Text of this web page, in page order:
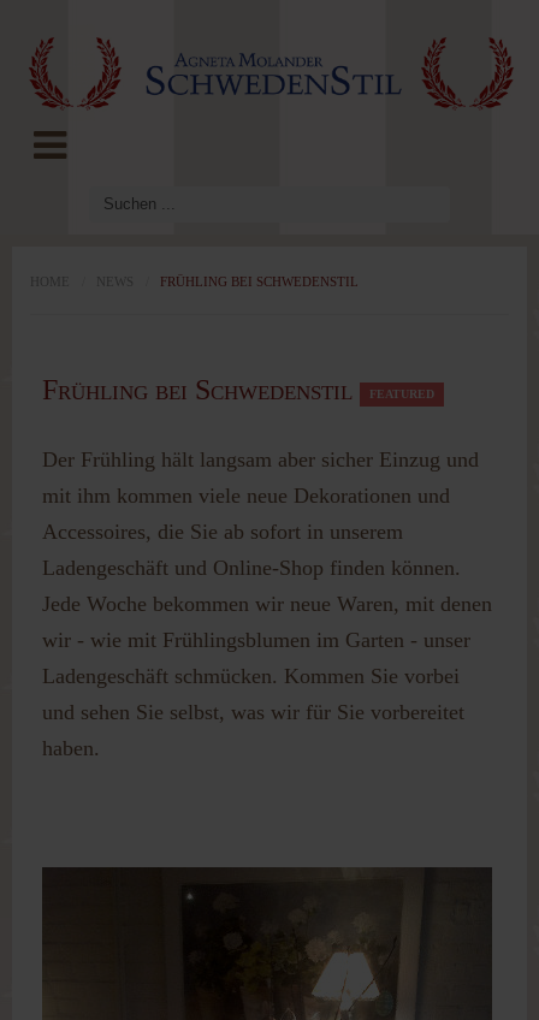
HOME NEWS FRÜHLING BEI SCHWEDENSTIL
Frühling bei Schwedenstil FEATURED
Der Frühling hält langsam aber sicher Einzug und
mit ihm kommen viele neue Dekorationen und
Accessoires, die Sie ab sofort in unserem
Ladengeschäft und Online-Shop finden können.
Jede Woche bekommen wir neue Waren, mit denen
wir - wie mit Frühlingsblumen im Garten - unser
Ladengeschäft schmücken. Kommen Sie vorbei
und sehen Sie selbst, was wir für Sie vorbereitet
haben.
bleiben
Passwort vergessen?
Benutzername vergessen?